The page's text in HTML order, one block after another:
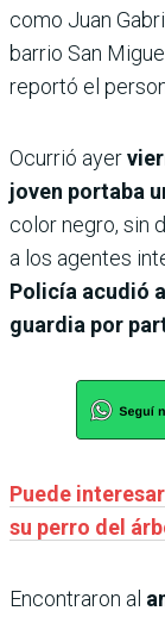
como Juan
barrio San
reportó el
Ocurrió ayer
joven portaba
color negro, sin
a los agentes
Policía acudió
guardia por
Puede
su perro del
Encontraron al